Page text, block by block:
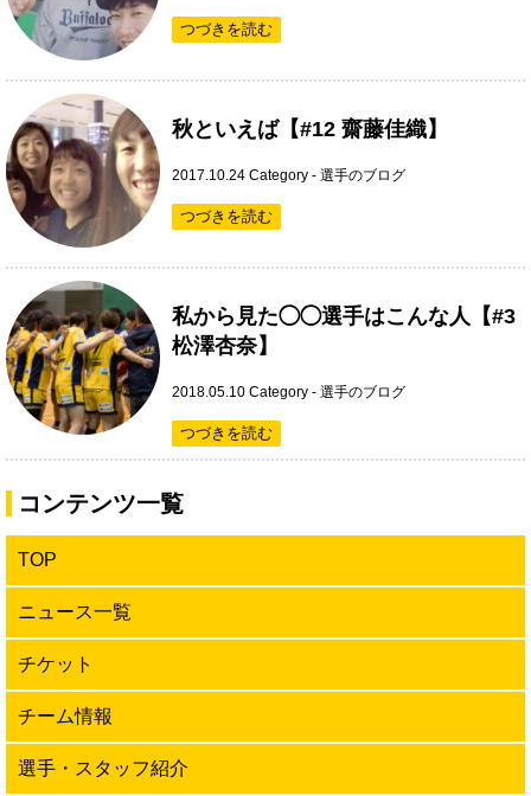
つづきを読む
秋といえば【#12 齋藤佳織】
2017.10.24 Category - 選手のブログ
つづきを読む
私から見た◯◯選手はこんな人【#3
松澤杏奈】
2018.05.10 Category - 選手のブログ
つづきを読む
コンテンツ一覧
TOP
ニュース一覧
チケット
チーム情報
選手・スタッフ紹介